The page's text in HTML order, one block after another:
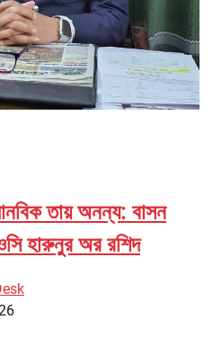
তায় অনন্য: বাসন
হারুনুর অর রশিদ